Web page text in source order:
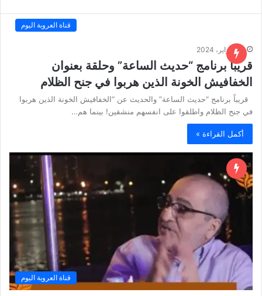
قناة العروبة اليوم
17 فبراير، 2024
قريباً برنامج “حديث الساعة” وحلقة بعنوان
الخفافيش الخونة الذين هربوا في جنح الظلام
قريباً برنامج “حديث الساعة” والحديث عن “الخفافيش الخونة الذين هربوا
في جنح الظلام واطلقوا على انفسهم منشقين! بينما هم…
أكمل القراءة »
قناة العروبة اليوم